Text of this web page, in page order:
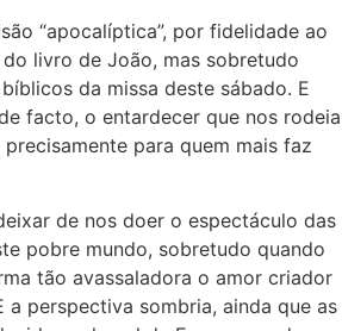
“apocalíptica”, por fidelidade ao
livro de João, mas sobretudo
da missa deste sábado. E
facto, o entardecer que nos rodeia
para quem mais faz
de nos doer o espectáculo das
pobre mundo, sobretudo quando
tão avassaladora o amor criador
a perspectiva sombria, ainda que as